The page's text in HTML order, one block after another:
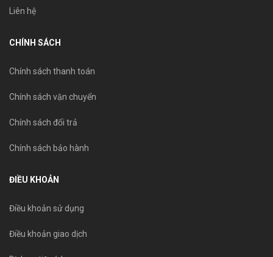
Liên hệ
CHÍNH SÁCH
Chính sách thanh toán
Chính sách vận chuyển
Chính sách đổi trả
Chính sách bảo hành
ĐIỀU KHOẢN
Điều khoản sử dụng
Điều khoản giao dịch